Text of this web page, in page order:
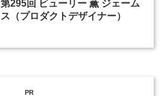
第295回 ビューリー 薫 ジェーム
ス（プロダクトデザイナー）
PR